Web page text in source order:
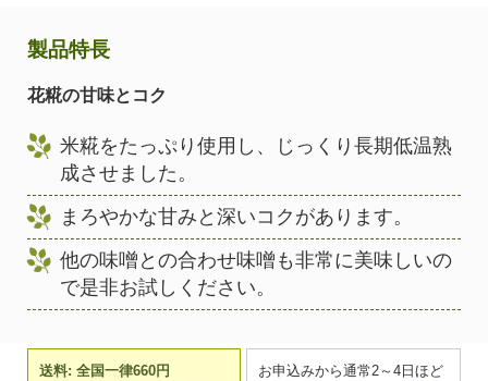
製品特長
花糀の甘味とコク
米糀をたっぷり使用し、じっくり長期低温熟
成させました。
まろやかな甘みと深いコクがあります。
他の味噌との合わせ味噌も非常に美味しいの
で是非お試しください。
送料: 全国一律660円
お申込みから通常2～4日ほど